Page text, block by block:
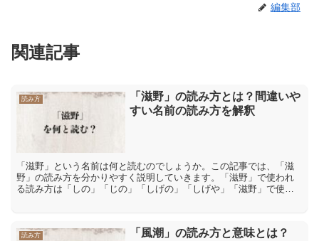
編集部
関連記事
読み方
「滋野」の読み方とは？間違いや
すい名前の読み方を解釈
「滋野」という名前は何と読むのでしょうか。この記事では、「滋
野」の読み方を分かりやすく説明していきます。「滋野」で使われ
る読み方は「しの」「じの」「しげの」「しげや」「滋野」で使わ
読み方
「風潮」の読み方と意味とは？